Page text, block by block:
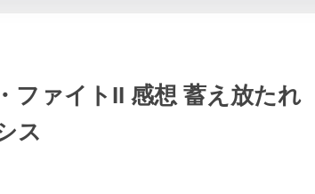
ファイトII 感想 蓄え放たれ
ス